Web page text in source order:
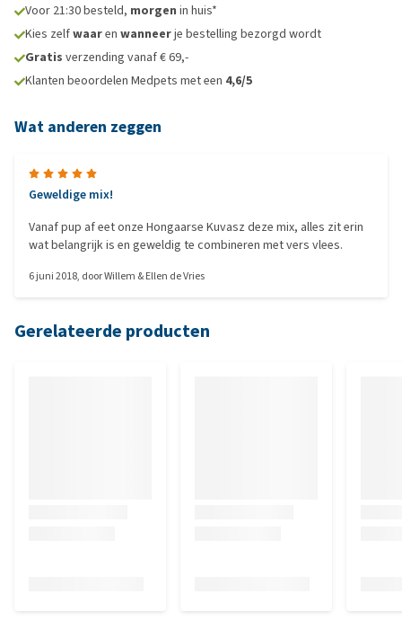
Voor 21:30 besteld, morgen in huis*
Kies zelfwaaren wanneerje bestelling bezorgd wordt
Gratis verzending vanaf € 69,-
Klanten beoordelen Medpets met een 4,6/5
Wat anderen zeggen
Geweldige mix!
Vanaf pup af eet onze Hongaarse Kuvasz deze mix, alles zit erin
wat belangrijk is en geweldig te combineren met vers vlees.
6 juni 2018, doorWillem & Ellen de Vries
Gerelateerde producten